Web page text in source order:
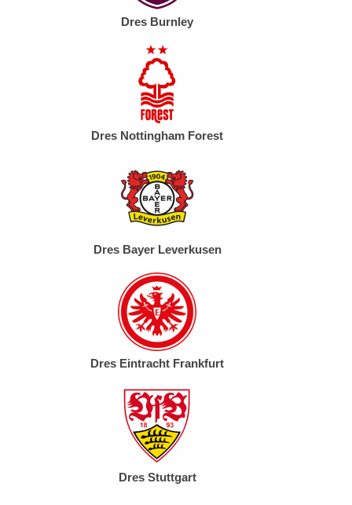
Dres Burnley
Dres Nottingham Forest
Dres Bayer Leverkusen
Dres Eintracht Frankfurt
Dres Stuttgart